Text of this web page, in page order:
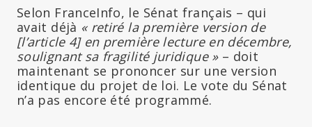
Selon FranceInfo, le Sénat français – qui
avait déjà « retiré la première version de
[l’article 4] en première lecture en décembre,
soulignant sa fragilité juridique »– doit
maintenant se prononcer sur une version
identique du projet de loi. Le vote du Sénat
n’a pas encore été programmé.